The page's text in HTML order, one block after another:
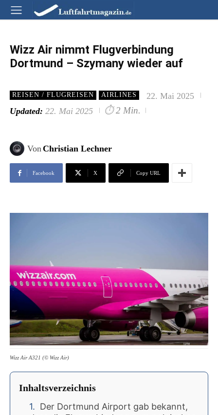
Wizz Air nimmt Flugverbindung
Dortmund – Szymany wieder auf
REISEN / FLUGREISEN AIRLINES
22. Mai 2025
Updated: 22. Mai 2025 ⏱ 2 Min.
VonChristian Lechner
Facebook X Copy URL
Wizz Air A321 (© Wizz Air)
Inhaltsverzeichnis
Der Dortmund Airport gab bekannt,